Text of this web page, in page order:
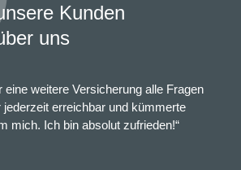
Kunden
uns
eine weitere Versicherung alle Fragen
jederzeit erreichbar und kümmerte
mich. Ich bin absolut zufrieden!“